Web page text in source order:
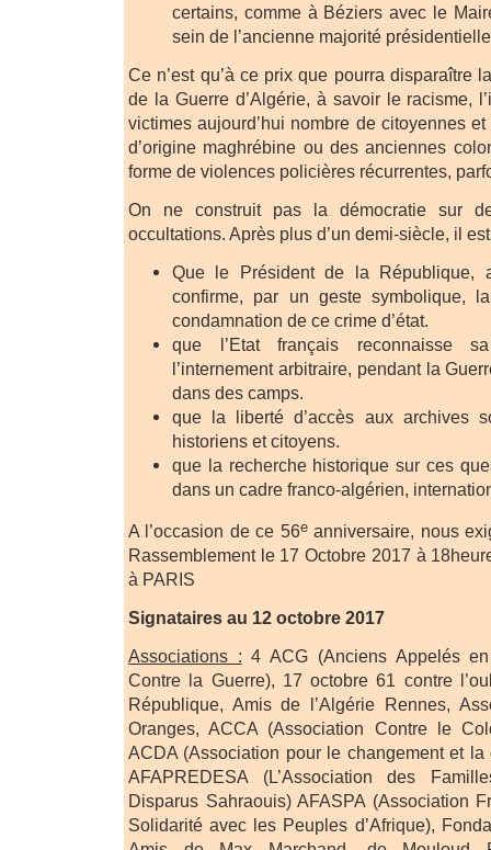
certains, comme à Béziers avec le
sein de l’ancienne majorité
Ce n’est qu’à ce prix que pourra disparaître
de la Guerre d’Algérie, à savoir le racisme,
victimes aujourd’hui nombre de citoyennes
d’origine maghrébine ou des anciennes
forme de violences policières récurrentes,
On ne construit pas la démocratie sur
occultations. Après plus d’un demi-siècle, il
Que le Président de la République,
confirme, par un geste symbolique,
condamnation de ce crime d’état.
que l’Etat français reconnaisse
l’internement arbitraire, pendant la
dans des camps.
que la liberté d’accès aux archives
historiens et citoyens.
que la recherche historique sur ces
dans un cadre franco-algérien,
A l’occasion de ce 56eanniversaire, nous
Rassemblement le 17 Octobre 2017 à
à PARIS
Signataires au 12 octobre 2017
Associations : 4 ACG (Anciens Appelés
Contre la Guerre), 17 octobre 61 contre
République, Amis de l’Algérie Rennes,
Oranges, ACCA (Association Contre le
ACDA (Association pour le changement et la
AFAPREDESA (L’Association des
Disparus Sahraouis) AFASPA (Association
Solidarité avec les Peuples d’Afrique),